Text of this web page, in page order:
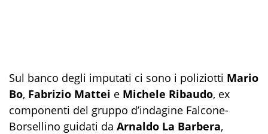
Sul banco degli imputati ci sono i poliziotti Mario
Bo, Fabrizio Mattei e Michele Ribaudo, ex
componenti del gruppo d’indagine Falcone-
Borsellino guidati da Arnaldo La Barbera,